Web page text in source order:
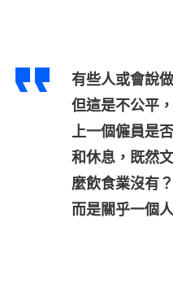
有些人或會說
但這是不公平
上一個僱員是
和休息，既然
麼飲食業沒有
而是關乎一個